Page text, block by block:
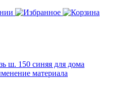
ш. 150 синяя для дома
материала